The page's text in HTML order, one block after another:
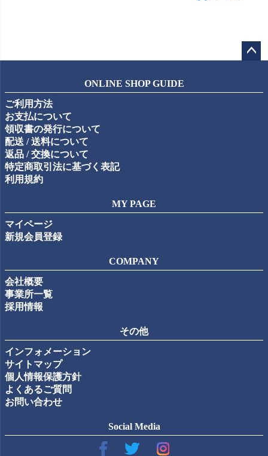
ップ
ONLINE SHOP GUIDE
ご利用方法
お支払について
領収書の発行について
配送 / 送料について
返品 / 交換について
特定商取引法に基づく表記
利用規約
MY PAGE
マイページ
新規会員登録
COMPANY
会社概要
事業所一覧
採用情報
その他
インフォメーション
サイトマップ
個人情報保護方針
よくあるご質問
お問い合わせ
Social Media